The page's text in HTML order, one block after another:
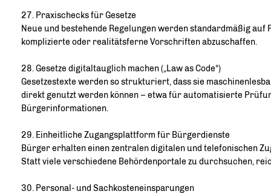
27. Praxischecks für Gesetze
Neue und bestehende Regelungen werden standardmäßig
komplizierte oder realitätsferne Vorschriften abzuschaffen.
28. Gesetze digitaltauglich machen („Law as Code“)
Gesetzestexte werden so strukturiert, dass sie
direkt genutzt werden können – etwa für automatisierte
Bürgerinformationen.
29. Einheitliche Zugangsplattform für Bürgerdienste
Bürger erhalten einen zentralen digitalen und telefonischen
Statt viele verschiedene Behördenportale zu durchsuchen,
30. Personal- und Sachkosteneinsparungen